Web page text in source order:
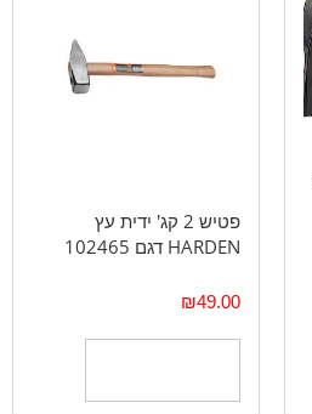
פטיש 2 קג' ידית עץ
HARDEN דגם 102465
₪49.00